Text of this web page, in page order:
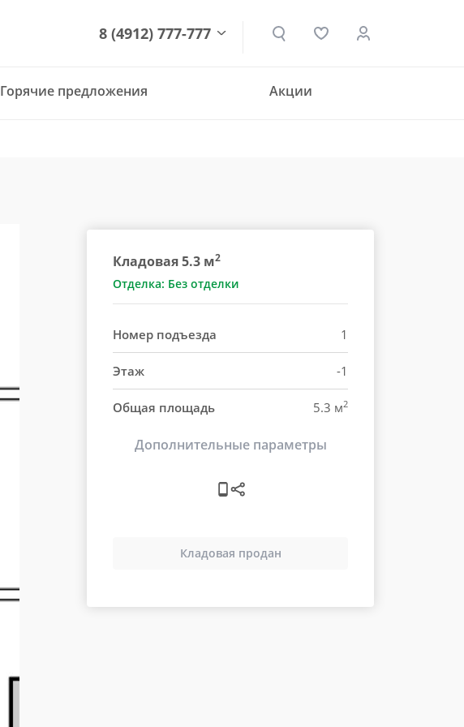
8 (4912) 777-777
Горячие предложения Акции
Кладовая 5.3 м2
Отделка: Без отделки
Номер подъезда 1
Этаж -1
Общая площадь 5.3 м2
Дополнительные параметры
Кладовая продан